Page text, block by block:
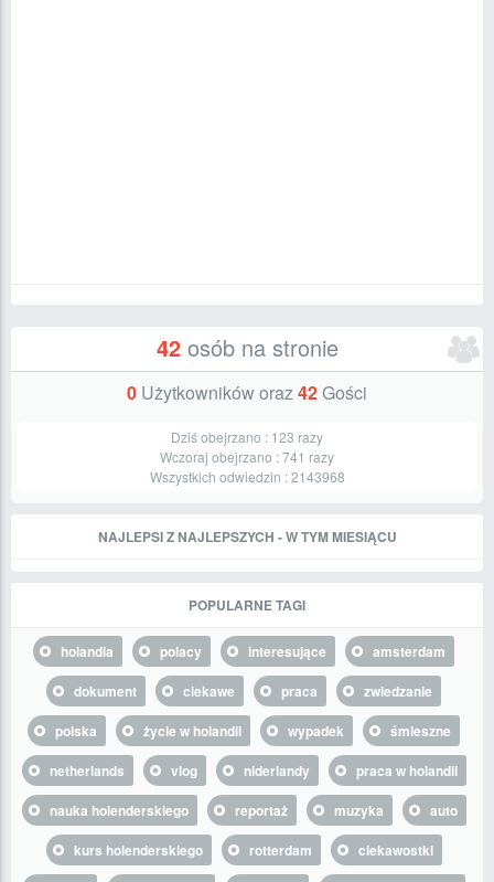
42osób na stronie
0 Użytkowników oraz 42Gości
Dziś obejrzano : 123 razy
Wczoraj obejrzano :741 razy
Wszystkich odwiedzin :2143968
NAJLEPSI Z NAJLEPSZYCH - W TYM MIESIĄCU
POPULARNE TAGI
holandia polacy interesujące
amsterdam
dokument
ciekawe praca
zwiedzanie
polska
życie w holandii wypadek
śmieszne
netherlands
vlog niderlandy
praca w holandii
nauka holenderskiego
reportaż muzyka
auto
kurs holenderskiego
rotterdam
ciekawostki